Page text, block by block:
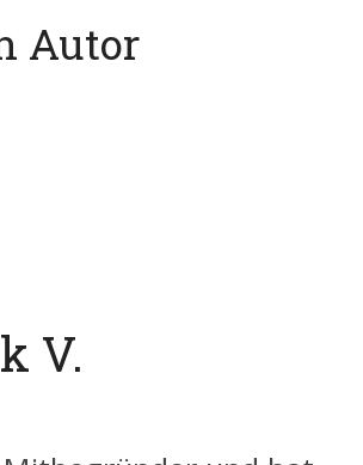
Autor
V.